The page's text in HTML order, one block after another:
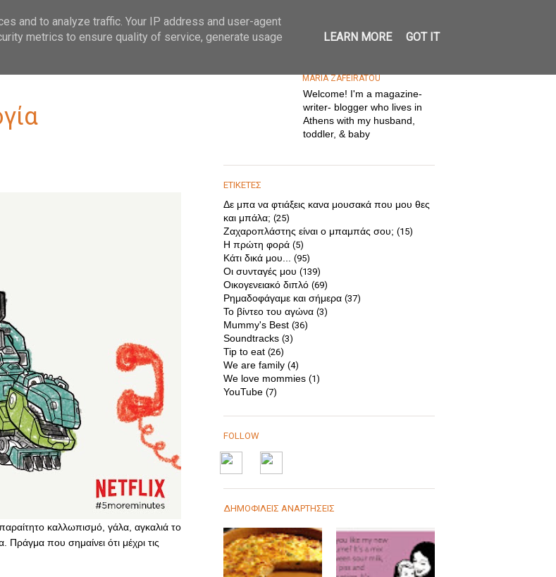
καλλωπισμό, γάλα, αγκαλιά το
που σημαίνει ότι μέχρι τις
MARIA ZAFEIRATOU
Welcome! I'm a magazine-
writer- blogger who lives in
Athens with my husband,
toddler, & baby
ΕΤΙΚΕΤΕΣ
Δε μπα να φτιάξεις κανα μουσακά που μου θες
και μπάλα; (25)
Ζαχαροπλάστης είναι ο μπαμπάς σου; (15)
Η πρώτη φορά (5)
Κάτι δικά μου... (95)
Οι συνταγές μου (139)
Οικογενειακό διπλό (69)
Ρημαδοφάγαμε και σήμερα (37)
Το βίντεο του αγώνα (3)
Mummy's Best (36)
Soundtracks (3)
Tip to eat (26)
We are family (4)
We love mommies (1)
YouTube (7)
FOLLOW
ΔΗΜΟΦΙΛΕΙΣ ΑΝΑΡΤΗΣΕΙΣ
and to analyze traffic. Your IP address and user-agent
metrics to ensure quality of service, generate usage
LEARN MORE GOT IT